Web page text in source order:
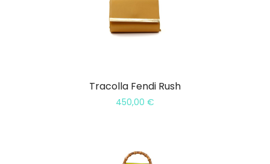
Tracolla Fendi Rush
450,00 €